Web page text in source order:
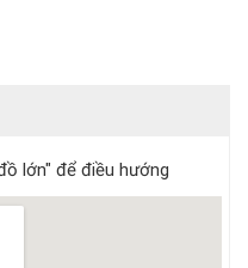
lớn" để điều hướng